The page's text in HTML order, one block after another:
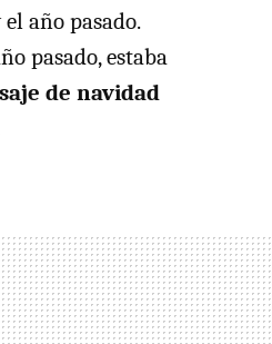
año pasado.
pasado, estaba
de navidad